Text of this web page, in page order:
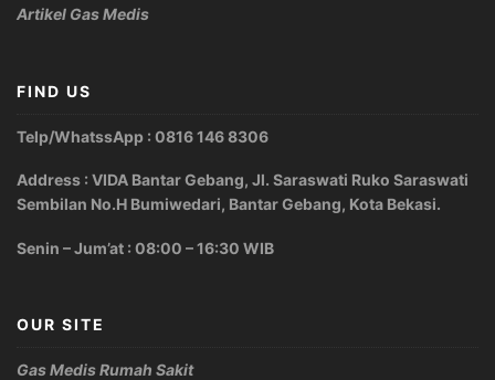
Artikel Gas Medis
FIND US
Telp/WhatssApp : 0816 146 8306
Address : VIDA Bantar Gebang, Jl. Saraswati Ruko Saraswati
Sembilan No.H Bumiwedari, Bantar Gebang, Kota Bekasi.
Senin – Jum’at : 08:00 – 16:30 WIB
OUR SITE
Gas Medis Rumah Sakit